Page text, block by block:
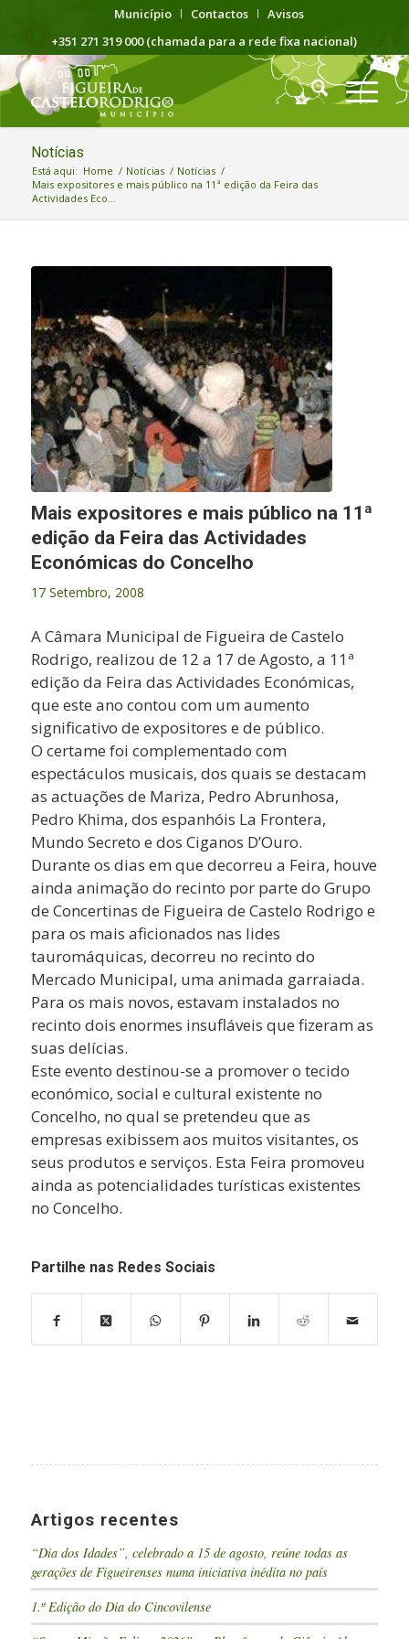
Município Contactos
Avisos
+351 271 319 000 (chamada para a rede fixa nacional)
Notícias
Está aqui: Home / Notícias / Notícias /
Mais expositores e mais público na 11ª edição da Feira das
Actividades Eco...
Mais expositores e mais público na 11ª
edição da Feira das Actividades
Económicas do Concelho
17 Setembro, 2008
A Câmara Municipal de Figueira de Castelo
Rodrigo, realizou de 12 a 17 de Agosto, a 11ª
edição da Feira das Actividades Económicas,
que este ano contou com um aumento
significativo de expositores e de público.
O certame foi complementado com
espectáculos musicais, dos quais se destacam
as actuações de Mariza, Pedro Abrunhosa,
Pedro Khima, dos espanhóis La Frontera,
Mundo Secreto e dos Ciganos D’Ouro.
Durante os dias em que decorreu a Feira, houve
ainda animação do recinto por parte do Grupo
de Concertinas de Figueira de Castelo Rodrigo e
para os mais aficionados nas lides
tauromáquicas, decorreu no recinto do
Mercado Municipal, uma animada garraiada.
Para os mais novos, estavam instalados no
recinto dois enormes insufláveis que fizeram as
suas delícias.
Este evento destinou-se a promover o tecido
económico, social e cultural existente no
Concelho, no qual se pretendeu que as
empresas exibissem aos muitos visitantes, os
seus produtos e serviços. Esta Feira promoveu
ainda as potencialidades turísticas existentes
no Concelho.
Partilhe nas Redes Sociais
Artigos recentes
“Dia dos Idades”, celebrado a 15 de agosto, reúne todas as
gerações de Figueirenses numa iniciativa inédita no país
1.ª Edição do Dia do Cincovilense